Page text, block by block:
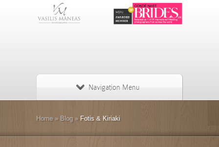
Navigation Menu
Home » Blog »Fotis & Kiriaki